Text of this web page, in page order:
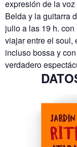
expresión de la
Belda y la guitarra
julio a las 19 h.
viajar entre el soul,
incluso bossa y
verdadero